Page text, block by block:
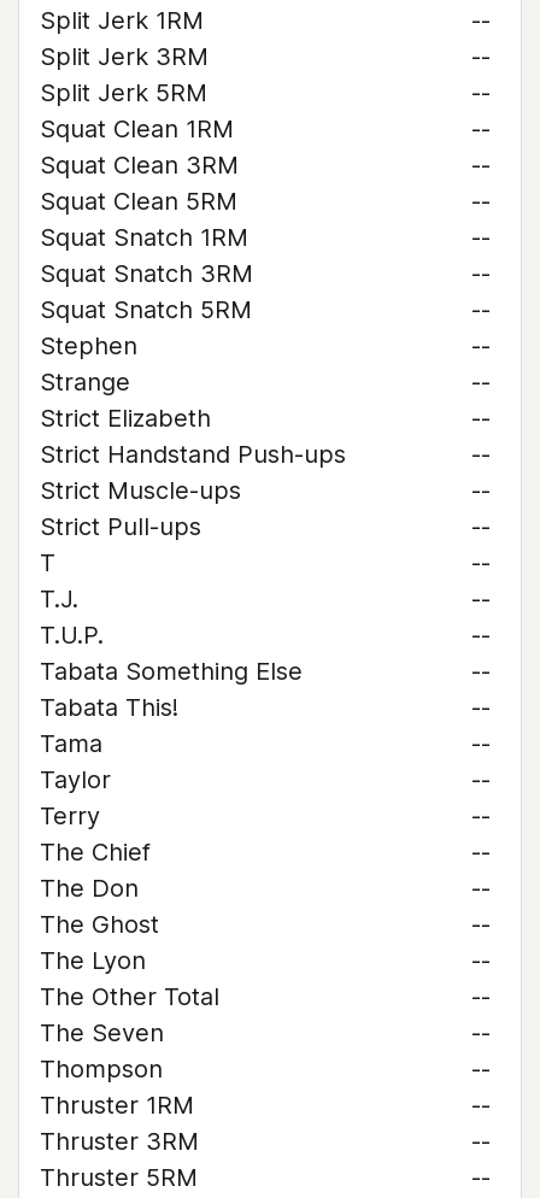
Split Jerk 1RM
--
Split Jerk 3RM
--
Split Jerk 5RM
--
Squat Clean 1RM
--
Squat Clean 3RM
--
Squat Clean 5RM
--
Squat Snatch 1RM
--
Squat Snatch 3RM
--
Squat Snatch 5RM
--
Stephen
--
Strange
--
Strict Elizabeth
--
Strict Handstand Push-ups
--
Strict Muscle-ups
--
Strict Pull-ups
--
T
--
T.J.
--
T.U.P.
--
Tabata Something Else
--
Tabata This!
--
Tama
--
Taylor
--
Terry
--
The Chief
--
The Don
--
The Ghost
--
The Lyon
--
The Other Total
--
The Seven
--
Thompson
--
Thruster 1RM
--
Thruster 3RM
--
Thruster 5RM
--